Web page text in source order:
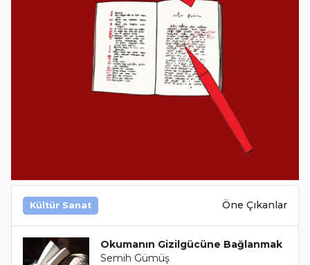
Kültür Sanat Öne Çıkanlar
Okumanın Gizilgücüne Bağlanmak
Semih Gümüş